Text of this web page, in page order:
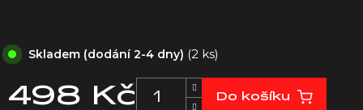
498 Kč
Skladem (dodání 2-4 dny) (2 ks)
Do košíku